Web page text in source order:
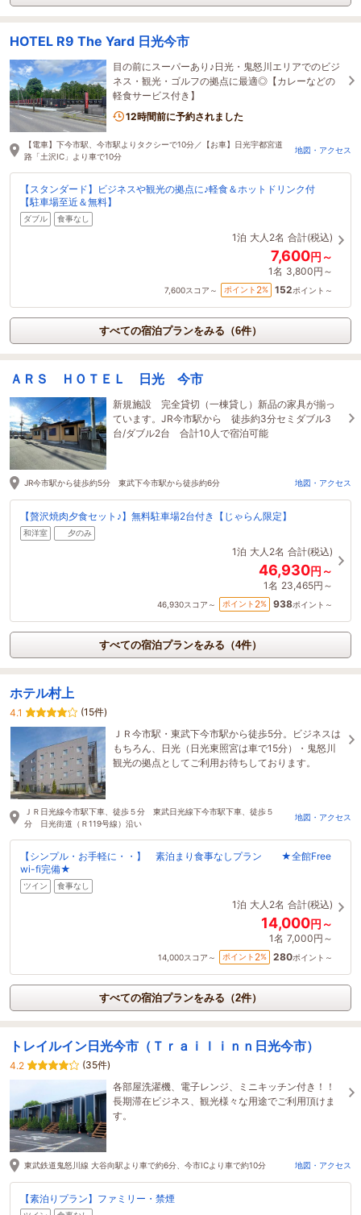
HOTEL R9 The Yard 日光今市
目の前にスーパーあり♪日光・鬼怒川エリアでのビジ
ネス・観光・ゴルフの拠点に最適◎【カレーなどの
軽食サービス付き】
12時間前に予約されました
【電車】下今市駅、今市駅よりタクシーで10分／【お車】日光宇都宮道
路「土沢IC」より車で10分
地図・アクセス
【スタンダード】ビジネスや観光の拠点に♪軽食＆ホットドリンク付
【駐車場至近＆無料】
ダブル 食事なし
1泊 大人2名 合計(税込)
7,600円～
1名 3,800円～
7,600スコア～ ポイント 2% 152ポイント～
すべての宿泊プランをみる（6件）
ＡＲＳ ＨＯＴＥＬ 日光 今市
新規施設 完全貸切（一棟貸し）新品の家具が揃っ
ています。JR今市駅から 徒歩約3分セミダブル3
台/ダブル2台 合計10人で宿泊可能
JR今市駅から徒歩約5分 東武下今市駅から徒歩約6分 地図・アクセス
【贅沢焼肉夕食セット♪】無料駐車場2台付き【じゃらん限定】
和洋室 夕のみ
1泊 大人2名 合計(税込)
46,930円～
1名 23,465円～
46,930スコア～ ポイント 2% 938ポイント～
すべての宿泊プランをみる（4件）
ホテル村上
4.1
(15件)
ＪＲ今市駅・東武下今市駅から徒歩5分。ビジネスは
もちろん、日光（日光東照宮は車で15分）・鬼怒川
観光の拠点としてご利用お待ちしております。
ＪＲ日光線今市駅下車、徒歩５分 東武日光線下今市駅下車、徒歩５
分 日光街道（Ｒ119号線）沿い
地図・アクセス
【シンプル・お手軽に・・】 素泊まり食事なしプラン ★全館Free
wi-fi完備★
ツイン 食事なし
1泊 大人2名 合計(税込)
14,000円～
1名 7,000円～
14,000スコア～ ポイント 2% 280ポイント～
すべての宿泊プランをみる（2件）
トレイルイン日光今市（Ｔｒａｉｌｉｎｎ日光今市）
4.2
(35件)
各部屋洗濯機、電子レンジ、ミニキッチン付き！！
長期滞在ビジネス、観光様々な用途でご利用頂けま
す。
東武鉄道鬼怒川線 大谷向駅より車で約6分、今市ICより車で約10分 地図・アクセス
【素泊りプラン】ファミリー・禁煙